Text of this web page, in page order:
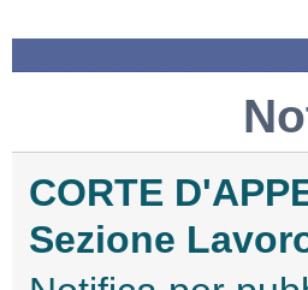
CORTE
Sezione